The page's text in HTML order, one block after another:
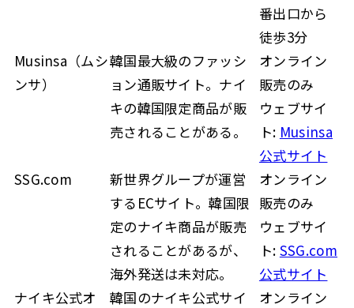
番出口から
徒歩3分
Musinsa（ムシ
ンサ）
韓国最大級のファッシ
ョン通販サイト。ナイ
キの韓国限定商品が販
売されることがある。
オンライン
販売のみ
ウェブサイ
ト: Musinsa
公式サイト
SSG.com
新世界グループが運営
するECサイト。韓国限
定のナイキ商品が販売
されることがあるが、
海外発送は未対応。
オンライン
販売のみ
ウェブサイ
ト: SSG.com
公式サイト
ナイキ公式オ
韓国のナイキ公式サイ
オンライン